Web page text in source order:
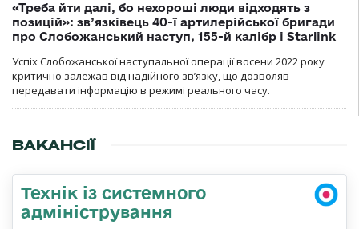
«Треба йти далі, бо нехороші люди відходять з
позицій»: зв’язківець 40-ї артилерійської бригади
про Слобожанський наступ, 155-й калібр і Starlink
Успіх Слобожанської наступальної операції восени 2022 року
критично залежав від надійного зв’язку, що дозволяв
передавати інформацію в режимі реального часу.
ВАКАНСІЇ
Технік із системного
адміністрування